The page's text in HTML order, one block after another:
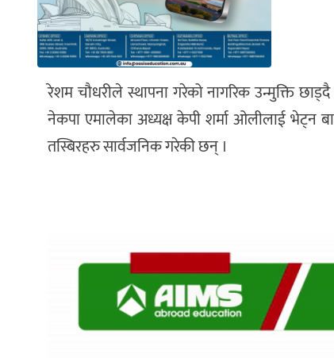
रेशम चौधरीले स्थापना गरेको नागरिक उन्मुक्ति
नेकपा एमालेका अध्यक्ष केपी शर्मा ओलीलाई
तस्बिरहरु सार्वजनिक गरेकी छन् ।